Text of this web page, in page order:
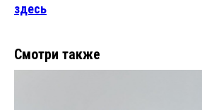
здесь
Смотри также